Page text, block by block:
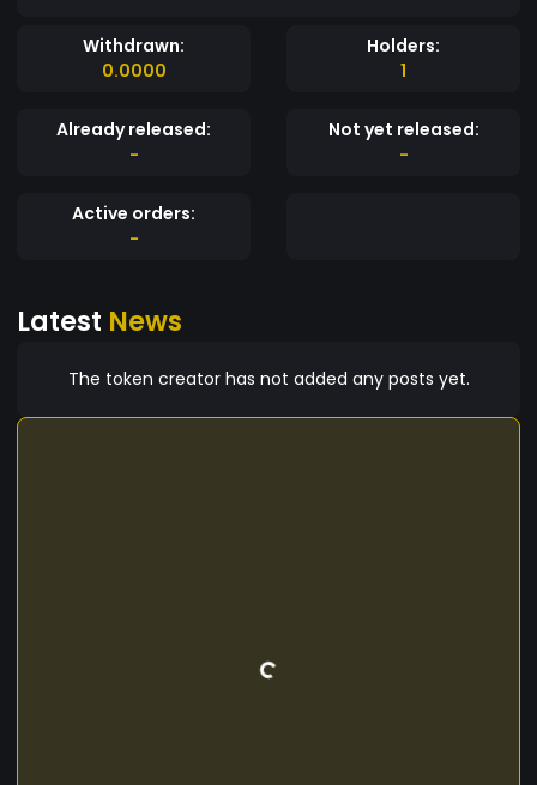
Withdrawn:
0.0000
Holders:
1
Already released:
-
Not yet released:
-
Active orders:
-
Latest News
The token creator has not added any posts yet.